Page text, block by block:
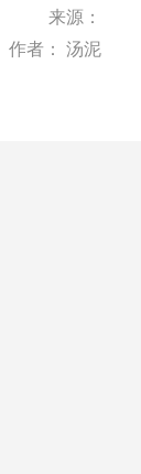
来源：
作者： 汤泥